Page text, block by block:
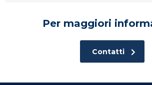
Per maggiori
Contatti